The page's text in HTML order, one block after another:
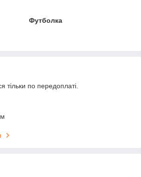
Футболка
тільки по передоплаті.